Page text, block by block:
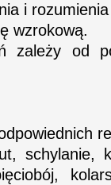
i
wzrokową.
zależy od
schylanie,